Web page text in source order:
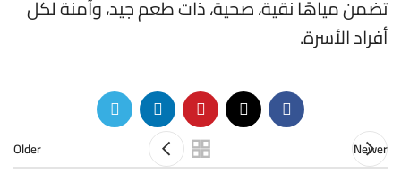
تضمن مياهًا نقية، صحية، ذات طعم جيد، وآمنة لكل
أفراد الأسرة.
Newer
Older